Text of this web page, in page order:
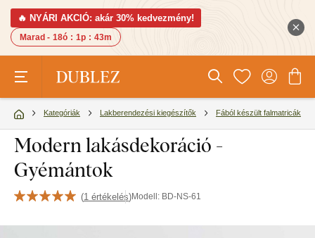
🔥 NYÁRI AKCIÓ: akár 30% kedvezmény!
Marad - 18ó : 1p : 42m
Kategóriák Lakberendezési kiegészítők Fából készült falmatricák
Modern lakásdekoráció -
Gyémántok
(1 értékelés)Modell: BD-NS-61